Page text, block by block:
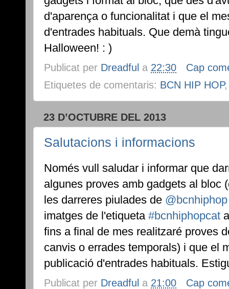
d'aparença o funcionalitat i que el
d'entrades habituals. Que demà
Halloween! : )
Publicat per Dreadful a 22:30
Cap
Etiquetes de comentaris: BCN HIP HOP
23 D’OCTUBRE DEL 2013
Salutacions i informacions
Només vull saludar i informar que
algunes proves amb gadgets al bloc
les darreres piulades de @bcnhiphop
imatges de l'etiqueta #bcnhiphopcat
fins a final de mes realitzaré proves
canvis o errades temporals) i que el
publicació d'entrades habituals.
Publicat per Dreadful a 21:00
Cap